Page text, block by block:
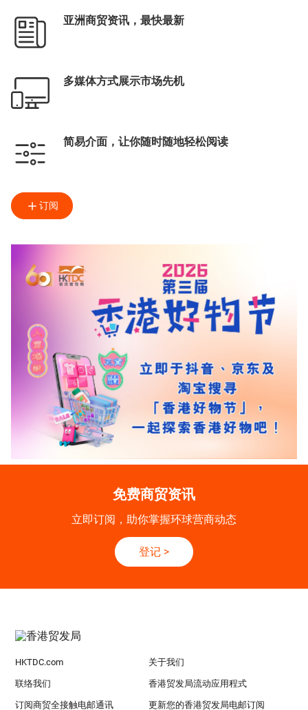
亚洲商贸资讯，最快最新
多媒体方式展示市场先机
简易介面，让你随时随地轻松阅读
订阅
免费商贸资讯
立即订阅，助你掌握环球营商动态
登记 >
HKTDC.com 关于我们
联络我们 香港贸发局流动应用程式
订阅商贸全接触电邮通讯 更新您的香港贸发局电邮订阅